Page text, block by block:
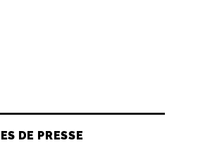
DE PRESSE